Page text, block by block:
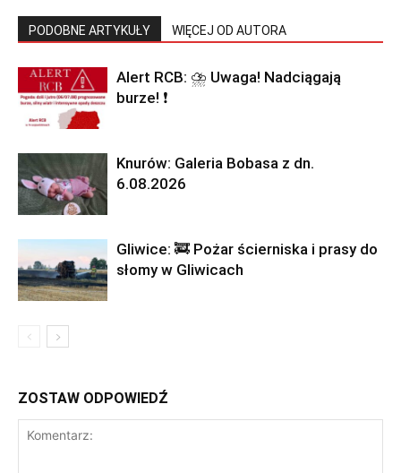
PODOBNE ARTYKUŁY WIĘCEJ OD AUTORA
Alert RCB: ⛈ Uwaga! Nadciągają
burze! ❗
Knurów: Galeria Bobasa z dn.
6.08.2026
Gliwice: 🚒 Pożar ścierniska i prasy do
słomy w Gliwicach
ZOSTAW ODPOWIEDŹ